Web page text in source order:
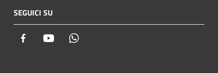
SEGUICI SU
Facebook Youtube